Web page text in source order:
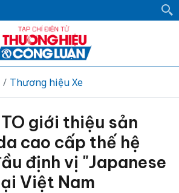
Thương hiệu Xe
giới thiệu sản
cao cấp thế hệ
định vị "Japanese
Việt Nam